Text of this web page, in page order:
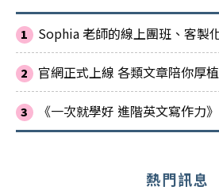
Sophia 老師的線上團班、客製
官網正式上線 各類文章陪你厚
《一次就學好 進階英文寫作力
熱門訊息